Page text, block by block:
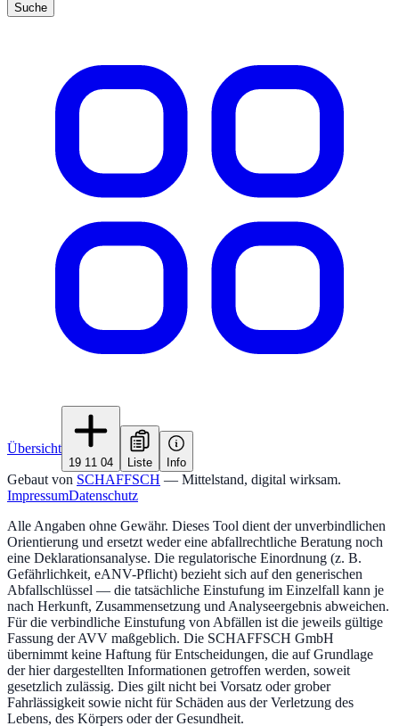
Suche
Übersicht
19 11 04 Liste Info
Gebaut von SCHAFFSCH — Mittelstand, digital wirksam.
ImpressumDatenschutz
Alle Angaben ohne Gewähr. Dieses Tool dient der unverbindlichen
Orientierung und ersetzt weder eine abfallrechtliche Beratung noch
eine Deklarationsanalyse. Die regulatorische Einordnung (z. B.
Gefährlichkeit, eANV-Pflicht) bezieht sich auf den generischen
Abfallschlüssel — die tatsächliche Einstufung im Einzelfall kann je
nach Herkunft, Zusammensetzung und Analyseergebnis abweichen.
Für die verbindliche Einstufung von Abfällen ist die jeweils gültige
Fassung der AVV maßgeblich. Die SCHAFFSCH GmbH
übernimmt keine Haftung für Entscheidungen, die auf Grundlage
der hier dargestellten Informationen getroffen werden, soweit
gesetzlich zulässig. Dies gilt nicht bei Vorsatz oder grober
Fahrlässigkeit sowie nicht für Schäden aus der Verletzung des
Lebens, des Körpers oder der Gesundheit.